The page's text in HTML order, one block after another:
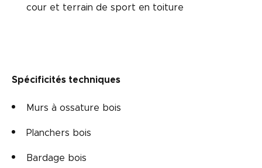
cour et terrain de sport en toiture
Spécificités techniques
Murs à ossature bois
Planchers bois
Bardage bois